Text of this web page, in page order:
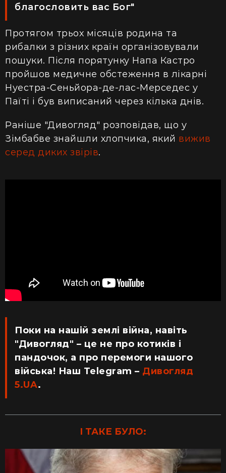
благословить вас Бог"
Протягом трьох місяців родина та
рибалки з різних країн організовували
пошуки. Після порятунку Напа Кастро
пройшов медичне обстеження в лікарні
Нуестра-Сеньйора-де-лас-Мерседес у
Паїті і був виписаний через кілька днів.
Раніше "Дивогляд" розповідав, що у
Зімбабве знайшли хлопчика, який вижив
серед диких звірів.
Поки на нашій землі війна, навіть
"Дивогляд" – це не про котиків і
пандочок, а про перемоги нашого
війська! Наш Telegram – Дивогляд
5.UA.
І ТАКЕ БУЛО: